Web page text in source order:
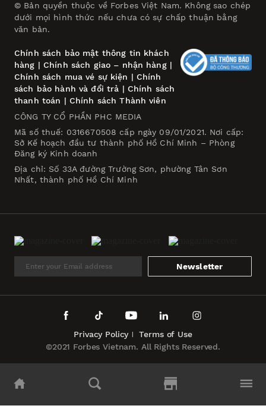
© Bản quyền thuộc về Forbes Việt Nam. Không sao chép
dưới mọi hình thức nếu chưa có sự chấp thuận bằng
văn bản.
Chính sách bảo mật thông tin khách
hàng | Chính sách giao – nhận hàng|
Chính sách mua vé sự kiện | Chính
sách bảo hành và đổi trả | Chính sách
thanh toán | Chính sách Thành viên
CÔNG TY CỔ PHẦN PHC MEDIA
Mã số thuế: 0316670508 cấp ngày 09/01/2021. Nơi cấp:
Sở Kế hoạch đầu tư thành phố Hồ Chí Minh – Phòng
Đăng ký Kinh doanh
Địa chỉ: Số 33A đường Trường Sơn, phường Tân Sơn
Nhất, thành phố Hồ Chí Minh
Newsletter
©2021 Forbes Vietnam. All Rights Reserved.
Privacy Policy Terms of Use